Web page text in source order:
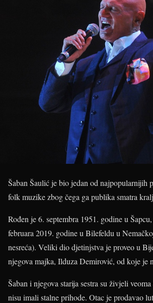
Šaban Šaulić je bio jedan od najpopularnijih
folk muzike zbog čega ga publika smatra
Rođen je 6. septembra 1951. godine u
februara 2019. godine u Bilefeldu u
nesreća). Veliki dio djetinjstva je proveo u
njegova majka, Ilduza Demirović, od koje je
Šaban i njegova starija sestra su živjeli
nisu imali stalne prihode. Otac je prodavao